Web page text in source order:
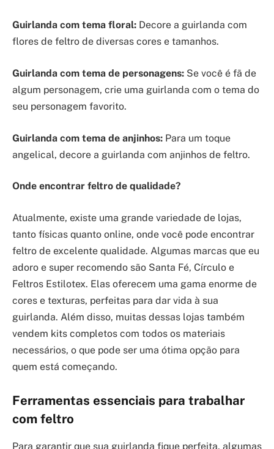
Guirlanda com tema floral: Decore a guirlanda com
flores de feltro de diversas cores e tamanhos.
Guirlanda com tema de personagens: Se você é fã de
algum personagem, crie uma guirlanda com o tema do
seu personagem favorito.
Guirlanda com tema de anjinhos: Para um toque
angelical, decore a guirlanda com anjinhos de feltro.
Onde encontrar feltro de qualidade?
Atualmente, existe uma grande variedade de lojas,
tanto físicas quanto online, onde você pode encontrar
feltro de excelente qualidade. Algumas marcas que eu
adoro e super recomendo são Santa Fé, Círculo e
Feltros Estilotex. Elas oferecem uma gama enorme de
cores e texturas, perfeitas para dar vida à sua
guirlanda. Além disso, muitas dessas lojas também
vendem kits completos com todos os materiais
necessários, o que pode ser uma ótima opção para
quem está começando.
Ferramentas essenciais para trabalhar
com feltro
Para garantir que sua guirlanda fique perfeita, algumas